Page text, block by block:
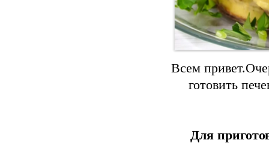
Всем
готовить
Для